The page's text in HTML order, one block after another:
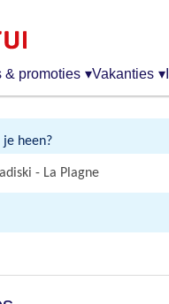
& promoties ▾Vakanties ▾
heen?